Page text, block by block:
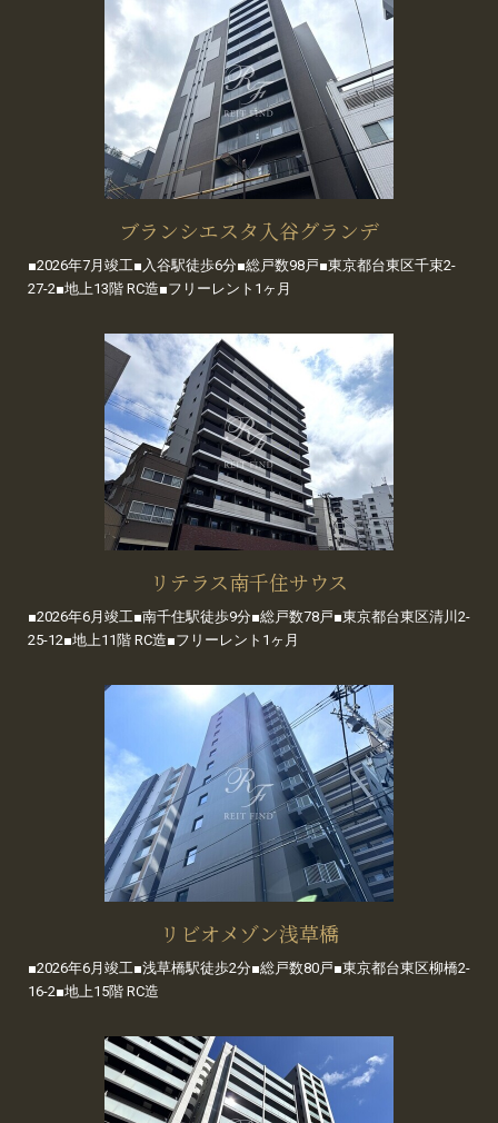
ブランシエスタ入谷グランデ
■2026年7月竣工■入谷駅徒歩6分■総戸数98戸■東京都台東区千束2-
27-2■地上13階 RC造■フリーレント1ヶ月
リテラス南千住サウス
■2026年6月竣工■南千住駅徒歩9分■総戸数78戸■東京都台東区清川2-
25-12■地上11階 RC造■フリーレント1ヶ月
リビオメゾン浅草橋
■2026年6月竣工■浅草橋駅徒歩2分■総戸数80戸■東京都台東区柳橋2-
16-2■地上15階 RC造